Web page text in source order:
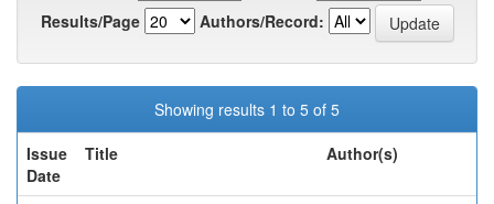
Results/Page
Authors/Record:
Showing results 1 to 5 of 5
Issue
Date
Title Author(s)